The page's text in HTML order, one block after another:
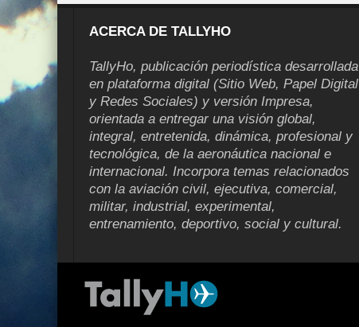
ACERCA DE TALLYHO
TallyHo, publicación periodística desarrollada
en plataforma digital (Sitio Web, Papel Digital
y Redes Sociales) y versión Impresa,
orientada a entregar una visión global,
integral, entretenida, dinámica, profesional y
tecnológica, de la aeronáutica nacional e
internacional. Incorpora temas relacionados
con la aviación civil, ejecutiva, comercial,
militar, industrial, experimental,
entrenamiento, deportivo, social y cultural.